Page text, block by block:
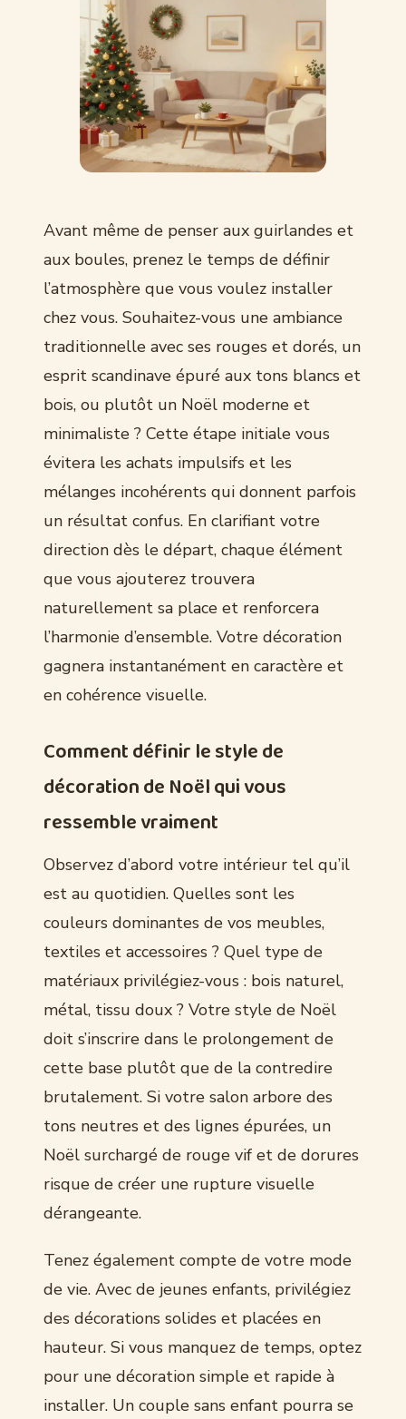
Avant même de penser aux guirlandes et
aux boules, prenez le temps de définir
l’atmosphère que vous voulez installer
chez vous. Souhaitez-vous une ambiance
traditionnelle avec ses rouges et dorés, un
esprit scandinave épuré aux tons blancs et
bois, ou plutôt un Noël moderne et
minimaliste ? Cette étape initiale vous
évitera les achats impulsifs et les
mélanges incohérents qui donnent parfois
un résultat confus. En clarifiant votre
direction dès le départ, chaque élément
que vous ajouterez trouvera
naturellement sa place et renforcera
l’harmonie d’ensemble. Votre décoration
gagnera instantanément en caractère et
en cohérence visuelle.
Comment définir le style de
décoration de Noël qui vous
ressemble vraiment
Observez d’abord votre intérieur tel qu’il
est au quotidien. Quelles sont les
couleurs dominantes de vos meubles,
textiles et accessoires ? Quel type de
matériaux privilégiez-vous : bois naturel,
métal, tissu doux ? Votre style de Noël
doit s’inscrire dans le prolongement de
cette base plutôt que de la contredire
brutalement. Si votre salon arbore des
tons neutres et des lignes épurées, un
Noël surchargé de rouge vif et de dorures
risque de créer une rupture visuelle
dérangeante.
Tenez également compte de votre mode
de vie. Avec de jeunes enfants, privilégiez
des décorations solides et placées en
hauteur. Si vous manquez de temps, optez
pour une décoration simple et rapide à
installer. Un couple sans enfant pourra se